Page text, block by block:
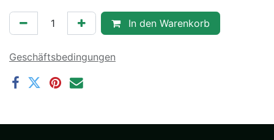
In den Warenkorb
Geschäftsbedingungen